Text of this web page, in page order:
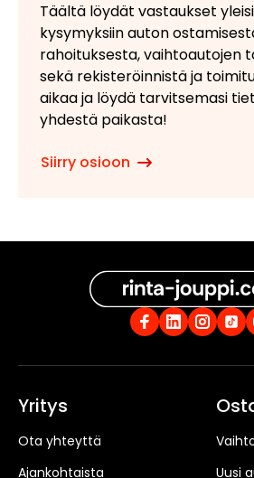
Täältä löydät vastaukset
kysymyksiin auton
rahoituksesta, vaihtoautojen
sekä rekisteröinnistä ja
aikaa ja löydä tarvitsemasi
yhdestä paikasta!
Siirry osioon
Yritys
Ota yhteyttä
Ajankohtaista
Uusi